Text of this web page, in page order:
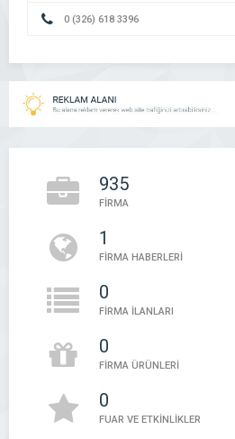
0 (326) 618 3396
935
FİRMA
1
FİRMA HABERLERİ
0
FİRMA İLANLARI
0
FİRMA ÜRÜNLERİ
0
FUAR VE ETKİNLİKLER